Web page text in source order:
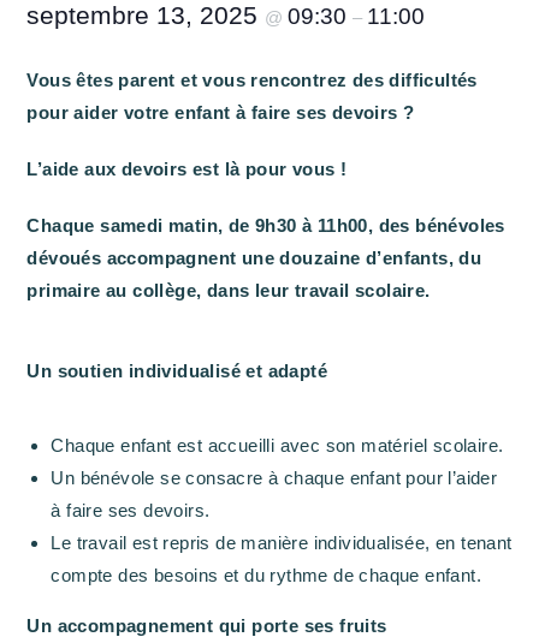
septembre 13, 2025 @09:30– 11:00
Vous êtes parent et vous rencontrez des difficultés
pour aider votre enfant à faire ses devoirs ?
L’aide aux devoirs est là pour vous !
Chaque samedi matin, de 9h30 à 11h00, des bénévoles
dévoués accompagnent une douzaine d’enfants, du
primaire au collège, dans leur travail scolaire.
Un soutien individualisé et adapté
Chaque enfant est accueilli avec son matériel scolaire.
Un bénévole se consacre à chaque enfant pour l’aider
à faire ses devoirs.
Le travail est repris de manière individualisée, en tenant
compte des besoins et du rythme de chaque enfant.
Un accompagnement qui porte ses fruits